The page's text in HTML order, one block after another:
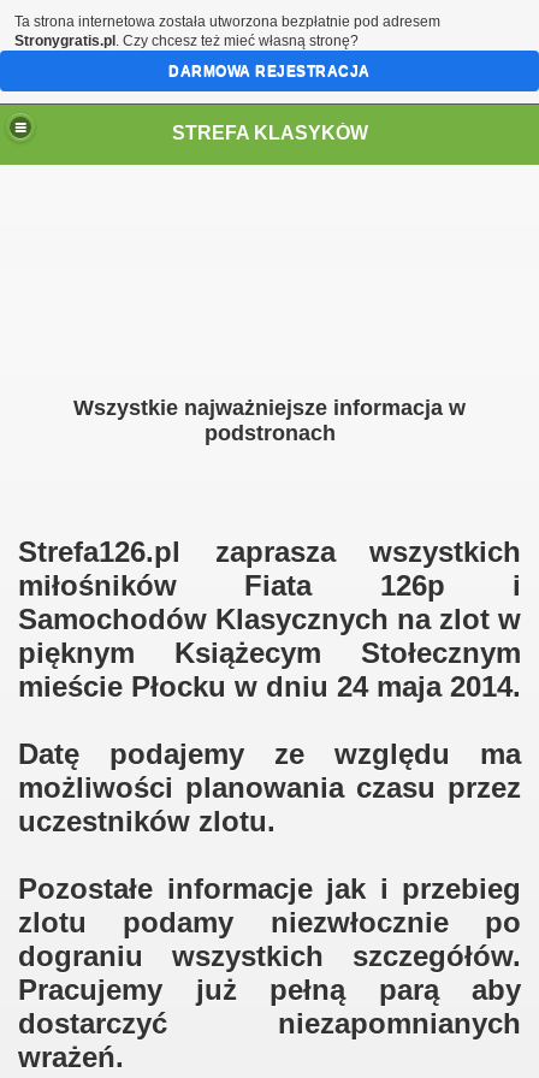
STREFA KLASYKÓW
Wszystkie najważniejsze informacja w
podstronach
Strefa126.pl zaprasza wszystkich
miłośników Fiata 126p i
Samochodów Klasycznych na zlot w
pięknym Książecym Stołecznym
mieście Płocku w dniu 24 maja 2014.
Datę podajemy ze względu ma
możliwości planowania czasu przez
uczestników zlotu.
Pozostałe informacje jak i przebieg
zlotu podamy niezwłocznie po
dograniu wszystkich szczegółów.
Pracujemy już pełną parą aby
dostarczyć niezapomnianych
wrażeń.
Ta strona internetowa została utworzona bezpłatnie pod adresem
Stronygratis.pl . Czy chcesz też mieć własną stronę?
DARMOWA REJESTRACJA